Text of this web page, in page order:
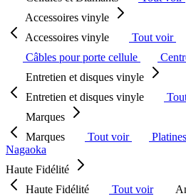
Accessoires vinyle
Accessoires vinyle
Tout voir
Câbles pour porte cellule
Entretien et disques vinyle
Entretien et disques vinyle
Marques
Marques
Tout voir
Nagaoka
Haute Fidélité
Haute Fidélité
Tout voir